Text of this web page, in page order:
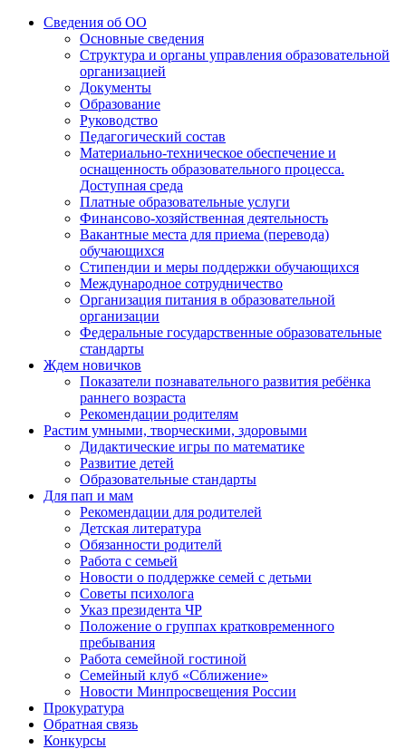
Сведения об ОО
Основные сведения
Структура и органы управления образовательной
организацией
Документы
Образование
Руководство
Педагогический состав
Материально-техническое обеспечение и
оснащенность образовательного процесса.
Доступная среда
Платные образовательные услуги
Финансово-хозяйственная деятельность
Вакантные места для приема (перевода)
обучающихся
Стипендии и меры поддержки обучающихся
Международное сотрудничество
Организация питания в образовательной
организации
Федеральные государственные образовательные
стандарты
Ждем новичков
Показатели познавательного развития ребёнка
раннего возраста
Рекомендации родителям
Растим умными, творческими, здоровыми
Дидактические игры по математике
Развитие детей
Образовательные стандарты
Для пап и мам
Рекомендации для родителей
Детская литература
Обязанности родителй
Работа с семьей
Новости о поддержке семей с детьми
Советы психолога
Указ президента ЧР
Положение о группах кратковременного
пребывания
Работа семейной гостиной
Семейный клуб «Сближение»
Новости Минпросвещения России
Прокуратура
Обратная связь
Конкурсы